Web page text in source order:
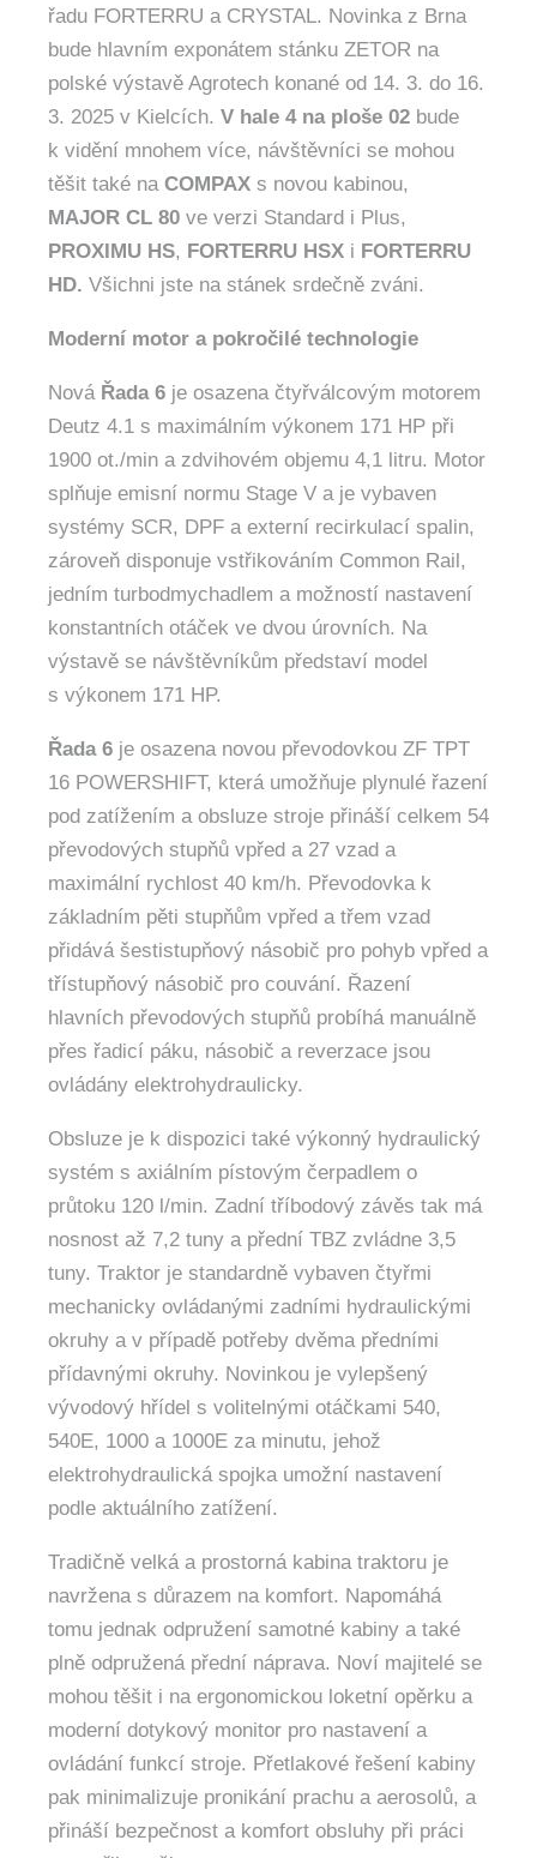
řadu FORTERRU a CRYSTAL. Novinka z Brna
bude hlavním exponátem stánku ZETOR na
polské výstavě Agrotech konané od 14. 3. do 16.
3. 2025 v Kielcích. V hale 4 na ploše 02 bude
k vidění mnohem více, návštěvníci se mohou
těšit také na COMPAX s novou kabinou,
MAJOR CL 80 ve verzi Standard i Plus,
PROXIMU HS, FORTERRU HSX i FORTERRU
HD. Všichni jste na stánek srdečně zváni.
Moderní motor a pokročilé technologie
Nová Řada 6 je osazena čtyřválcovým motorem
Deutz 4.1 s maximálním výkonem 171 HP při
1900 ot./min a zdvihovém objemu 4,1 litru. Motor
splňuje emisní normu Stage V a je vybaven
systémy SCR, DPF a externí recirkulací spalin,
zároveň disponuje vstřikováním Common Rail,
jedním turbodmychadlem a možností nastavení
konstantních otáček ve dvou úrovních. Na
výstavě se návštěvníkům představí model
s výkonem 171 HP.
Řada 6 je osazena novou převodovkou ZF TPT
16 POWERSHIFT, která umožňuje plynulé řazení
pod zatížením a obsluze stroje přináší celkem 54
převodových stupňů vpřed a 27 vzad a
maximální rychlost 40 km/h. Převodovka k
základním pěti stupňům vpřed a třem vzad
přidává šestistupňový násobič pro pohyb vpřed a
třístupňový násobič pro couvání. Řazení
hlavních převodových stupňů probíhá manuálně
přes řadicí páku, násobič a reverzace jsou
ovládány elektrohydraulicky.
Obsluze je k dispozici také výkonný hydraulický
systém s axiálním pístovým čerpadlem o
průtoku 120 l/min. Zadní tříbodový závěs tak má
nosnost až 7,2 tuny a přední TBZ zvládne 3,5
tuny. Traktor je standardně vybaven čtyřmi
mechanicky ovládanými zadními hydraulickými
okruhy a v případě potřeby dvěma předními
přídavnými okruhy. Novinkou je vylepšený
vývodový hřídel s volitelnými otáčkami 540,
540E, 1000 a 1000E za minutu, jehož
elektrohydraulická spojka umožní nastavení
podle aktuálního zatížení.
Tradičně velká a prostorná kabina traktoru je
navržena s důrazem na komfort. Napomáhá
tomu jednak odpružení samotné kabiny a také
plně odpružená přední náprava. Noví majitelé se
mohou těšit i na ergonomickou loketní opěrku a
moderní dotykový monitor pro nastavení a
ovládání funkcí stroje. Přetlakové řešení kabiny
pak minimalizuje pronikání prachu a aerosolů, a
přináší bezpečnost a komfort obsluhy při práci